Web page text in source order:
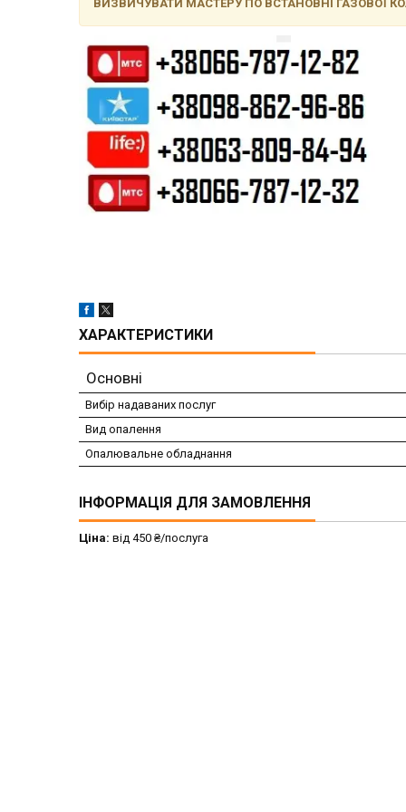
ВИЗВИЧУВАТИ МАСТЕРУ ПО ВСТАНОВНІ ГАЗОВОЇ
ХАРАКТЕРИСТИКИ
Основні
Вибір надаваних послуг
Вид опалення
Опалювальне обладнання
ІНФОРМАЦІЯ ДЛЯ ЗАМОВЛЕННЯ
Ціна: від 450 ₴/послуга